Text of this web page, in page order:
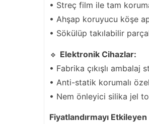
• Streç film ile tam
• Ahşap koruyucu köşe
• Sökülüp takılabilir
🔹 Elektronik Cihazlar:
• Fabrika çıkışlı ambalaj
• Anti-statik korumalı
• Nem önleyici silika jel
Fiyatlandırmayı